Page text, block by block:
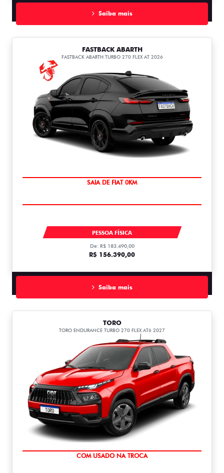
Saiba mais
FASTBACK ABARTH
FASTBACK ABARTH TURBO 270 FLEX AT 2026
PREÇO IMPERDÍVEL
FASTBACK ABARTH TURBO 270 AT FLEX T270
PESSOA FÍSICA
De: R$ 183.490,00
R$ 156.390,00
Saiba mais
TORO
TORO ENDURANCE TURBO 270 FLEX AT6 2027
OPORTUNIDADE